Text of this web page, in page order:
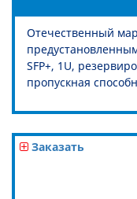
Отечественный
SFP+, 1U,
пропускная
Заказать